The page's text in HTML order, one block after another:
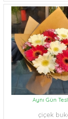
Aynı Gün
çiçek